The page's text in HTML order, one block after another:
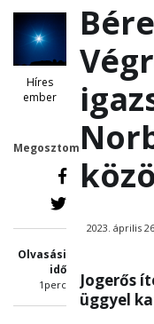
Híres
ember
Megosztom
Olvasási
idő
1perc
2023. április
Jogerős
üggyel